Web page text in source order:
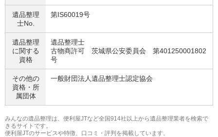
遺品整理
士No.
第IS60019号
遺品整理
に関する
資格
遺品整理士
古物商許可 茨城県公安委員会 第401250001802
号
その他の
資格・ 所
属団体
一般財団法人遺品整理士認定協会
みんなの遺品整理は、便利屋JTなど全国914社以上から遺品整理業者を検索で
きるサイトです。
便利屋JTのサービスや特徴、口コミ・評判を掲載しています。